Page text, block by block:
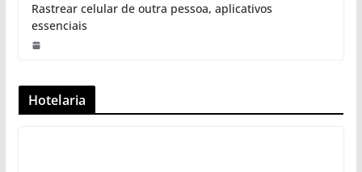
Rastrear celular de outra pessoa, aplicativos
essenciais
Hotelaria